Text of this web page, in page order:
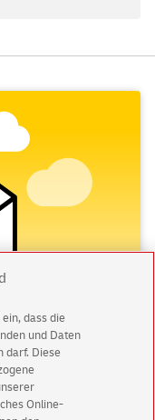
Angebote und
dass die
und Daten
darf. Diese
Online-